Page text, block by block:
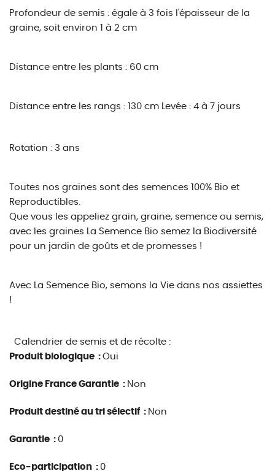
Profondeur de semis : égale à 3 fois l'épaisseur de la
graine, soit environ 1 à 2 cm
Distance entre les plants : 60 cm
Distance entre les rangs : 130 cm Levée : 4 à 7 jours
Rotation : 3 ans
Toutes nos graines sont des semences 100% Bio et
Reproductibles.
Que vous les appeliez grain, graine, semence ou semis,
avec les graines La Semence Bio semez la Biodiversité
pour un jardin de goûts et de promesses !
Avec La Semence Bio, semons la Vie dans nos assiettes
!
Calendrier de semis et de récolte :
Produit biologique : Oui
Origine France Garantie : Non
Produit destiné au tri sélectif : Non
Garantie : 0
Eco-participation : 0